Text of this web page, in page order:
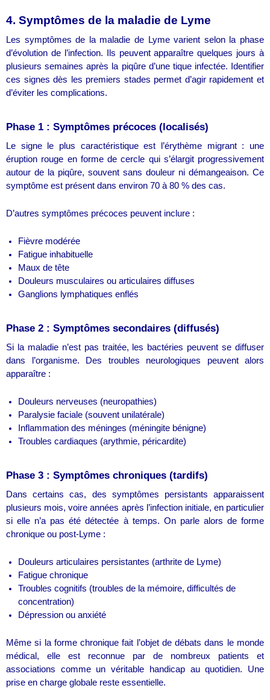
4. Symptômes de la maladie de Lyme
Les symptômes de la maladie de Lyme varient selon la phase
d’évolution de l’infection. Ils peuvent apparaître quelques jours à
plusieurs semaines après la piqûre d’une tique infectée. Identifier
ces signes dès les premiers stades permet d’agir rapidement et
d’éviter les complications.
Phase 1 : Symptômes précoces (localisés)
Le signe le plus caractéristique est l’érythème migrant : une
éruption rouge en forme de cercle qui s’élargit progressivement
autour de la piqûre, souvent sans douleur ni démangeaison. Ce
symptôme est présent dans environ 70 à 80 % des cas.
D’autres symptômes précoces peuvent inclure :
Fièvre modérée
Fatigue inhabituelle
Maux de tête
Douleurs musculaires ou articulaires diffuses
Ganglions lymphatiques enflés
Phase 2 : Symptômes secondaires (diffusés)
Si la maladie n’est pas traitée, les bactéries peuvent se diffuser
dans l’organisme. Des troubles neurologiques peuvent alors
apparaître :
Douleurs nerveuses (neuropathies)
Paralysie faciale (souvent unilatérale)
Inflammation des méninges (méningite bénigne)
Troubles cardiaques (arythmie, péricardite)
Phase 3 : Symptômes chroniques (tardifs)
Dans certains cas, des symptômes persistants apparaissent
plusieurs mois, voire années après l’infection initiale, en particulier
si elle n’a pas été détectée à temps. On parle alors de forme
chronique ou post-Lyme :
Douleurs articulaires persistantes (arthrite de Lyme)
Fatigue chronique
Troubles cognitifs (troubles de la mémoire, difficultés de
concentration)
Dépression ou anxiété
Même si la forme chronique fait l’objet de débats dans le monde
médical, elle est reconnue par de nombreux patients et
associations comme un véritable handicap au quotidien. Une
prise en charge globale reste essentielle.